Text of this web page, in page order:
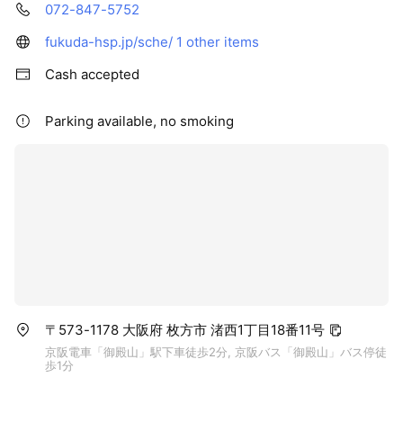
072-847-5752
fukuda-hsp.jp/sche/ 1 other items
Cash accepted
Parking available, no smoking
〒573-1178 大阪府 枚方市 渚西1丁目18番11号
京阪電車「御殿山」駅下車徒歩2分, 京阪バス「御殿山」バス停徒
歩1分